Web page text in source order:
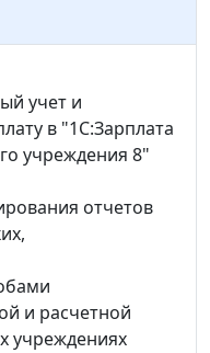
учет и
в "1С:Зарплата
учреждения 8"
отчетов
и расчетной
учреждениях